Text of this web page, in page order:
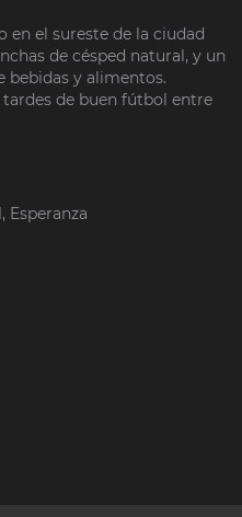
en el sureste de la ciudad
de césped natural, y un
bebidas y alimentos.
de buen fútbol entre
Esperanza